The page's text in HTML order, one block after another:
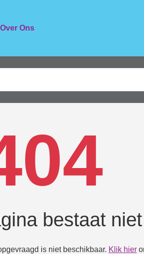
Over Ons
bestaat
is niet beschikbaar. Klik hier